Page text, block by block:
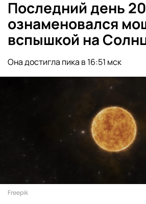
Последний день
ознаменовался
вспышкой на
Она достигла пика в 16:51 мск
Freepik